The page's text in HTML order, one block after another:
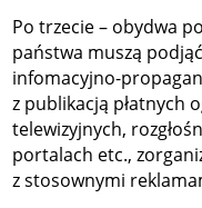
Po trzecie – obydwa
państwa muszą
infomacyjno-
z publikacją płatnych
telewizyjnych,
portalach etc.,
z stosownymi